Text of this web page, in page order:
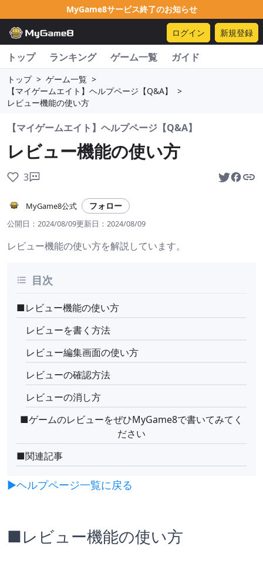
MyGame8サービス終了のお知らせ
ログイン 新規登録
トップ ランキング ゲーム一覧 ガイド
トップ > ゲーム一覧 >
【マイゲームエイト】ヘルプページ【Q&A】
>
レビュー機能の使い方
【マイゲームエイト】ヘルプページ【Q&A】
レビュー機能の使い方
3
MyGame8公式 フォロー
公開日： 2024/08/09更新日： 2024/08/09
レビュー機能の使い方を解説しています。
目次
■レビュー機能の使い方
レビューを書く方法
レビュー編集画面の使い方
レビューの確認方法
レビューの消し方
■ゲームのレビューをぜひMyGame8で書いてみてく
ださい
■関連記事
▶︎ヘルプページ一覧に戻る
■レビュー機能の使い方